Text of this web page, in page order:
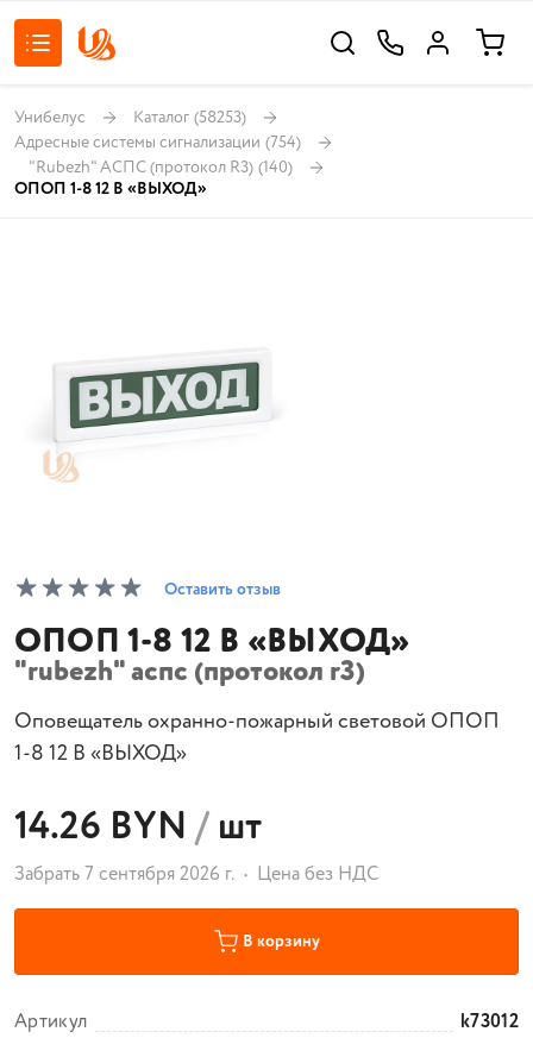
Унибелус Каталог (58253)
Адресные системы сигнализации (754)
"Rubezh" АСПС (протокол R3) (140)
ОПОП 1-8 12 В «ВЫХОД»
Оставить отзыв
ОПОП 1-8 12 В «ВЫХОД»
"rubezh" аспс (протокол r3)
Оповещатель охранно-пожарный световой ОПОП
1-8 12 В «ВЫХОД»
14.26 BYN/шт
Забрать 7 сентября 2026 г. Цена без НДС
В корзину
Артикул
k73012